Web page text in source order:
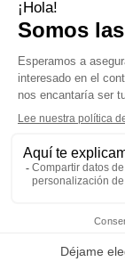
© 2024 Oenobiol Paris
Condiciones Generales
Política de Privacidad
Menciones legales
PARA VUESTRA SALUD
sano y no ser utilizados
para adultos. Consulta